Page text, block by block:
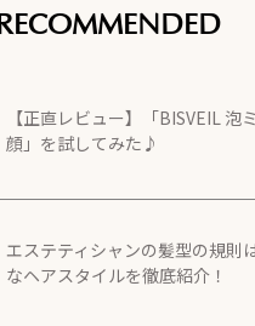
RECOMMENDED
【正直レビュー】「BISVEIL 泡
顔」を試してみた♪
エステティシャンの髪型の規則
なヘアスタイルを徹底紹介！